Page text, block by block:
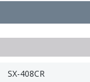
SX-408CR